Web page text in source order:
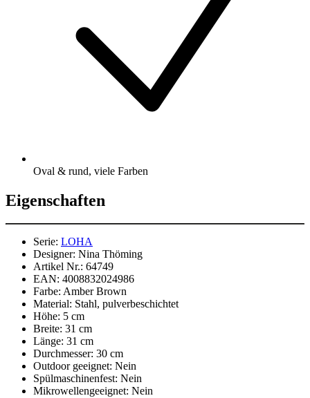
Oval & rund, viele Farben
Eigenschaften
Serie: LOHA
Designer: Nina Thöming
Artikel Nr.: 64749
EAN: 4008832024986
Farbe: Amber Brown
Material: Stahl, pulverbeschichtet
Höhe: 5 cm
Breite: 31 cm
Länge: 31 cm
Durchmesser: 30 cm
Outdoor geeignet: Nein
Spülmaschinenfest: Nein
Mikrowellengeeignet: Nein